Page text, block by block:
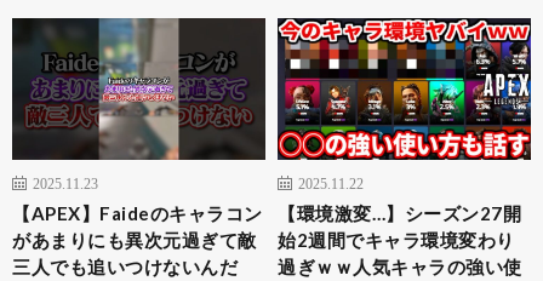
2025.11.23
【APEX】Faideのキャラコン
があまりにも異次元過ぎて敵
三人でも追いつけないんだ
2025.11.22
【環境激変…】シーズン27開
始2週間でキャラ環境変わり
過ぎｗｗ人気キャラの強い使